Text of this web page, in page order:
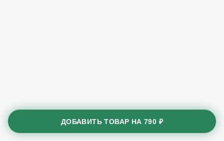
ДОБАВИТЬ ТОВАР НА790 ₽